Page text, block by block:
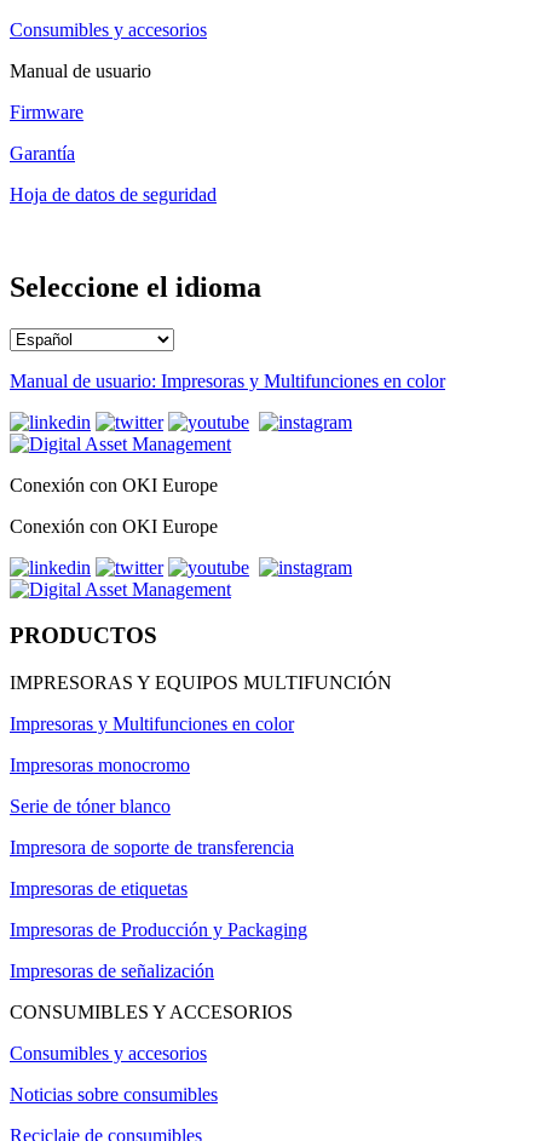
Consumibles y accesorios
Manual de usuario
Firmware
Garantía
Hoja de datos de seguridad
Seleccione el idioma
Manual de usuario: Impresoras y Multifunciones en color
Conexión con OKI Europe
Conexión con OKI Europe
PRODUCTOS
IMPRESORAS Y EQUIPOS MULTIFUNCIÓN
Impresoras y Multifunciones en color
Impresoras monocromo
Serie de tóner blanco
Impresora de soporte de transferencia
Impresoras de etiquetas
Impresoras de Producción y Packaging
Impresoras de señalización
CONSUMIBLES Y ACCESORIOS
Consumibles y accesorios
Noticias sobre consumibles
Reciclaje de consumibles